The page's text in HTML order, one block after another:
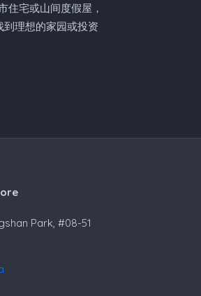
住宅或山间度假屋，
到理想的家园或投资
Park, #08-51